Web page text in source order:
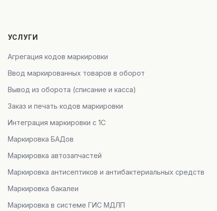
УСЛУГИ
Агрегация кодов маркировки
Ввод маркированных товаров в оборот
Вывод из оборота (списание и касса)
Заказ и печать кодов маркировки
Интеграция маркировки с 1С
Маркировка БАДов
Маркировка автозапчастей
Маркировка антисептиков и антибактериальных средств
Маркировка бакалеи
Маркировка в системе ГИС МДЛП